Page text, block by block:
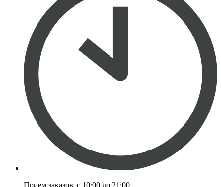
Прием заказов: с 10:00 до 21:00